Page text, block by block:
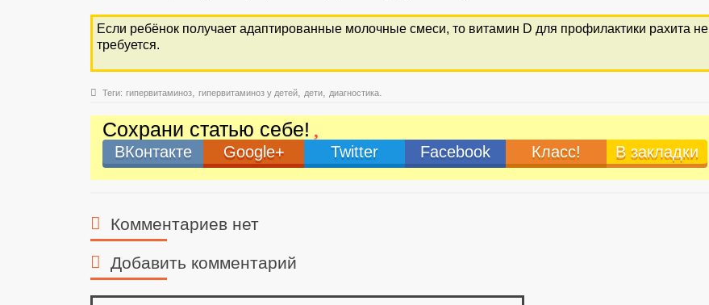
Если ребёнок получает адаптированные молочные смеси, то витамин D для профилактики рахита не
требуется.
Теги: гипервитаминоз гипервитаминоз у детей дети диагностика
Сохрани статью себе!
ВКонтакте Google+ Twitter Facebook Класс! В закладки
Комментариев нет
Добавить комментарий